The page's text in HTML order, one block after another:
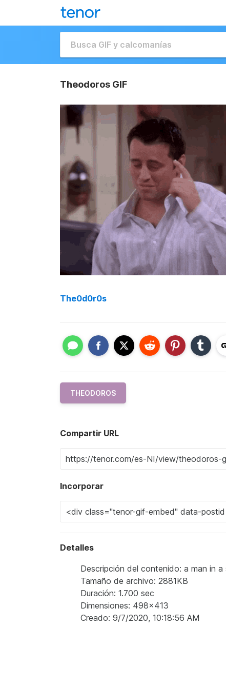
Theodoros GIF
The0d0r0s
THEODOROS
Compartir URL
Incorporar
Detalles
Descripción del contenido: a man in
Tamaño de archivo: 2881KB
Duración: 1.700 sec
Dimensiones: 498x413
Creado: 9/7/2020, 10:18:56 AM